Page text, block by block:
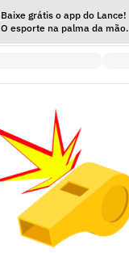
Baixe grátis o app do Lance!
O esporte na palma da mão.